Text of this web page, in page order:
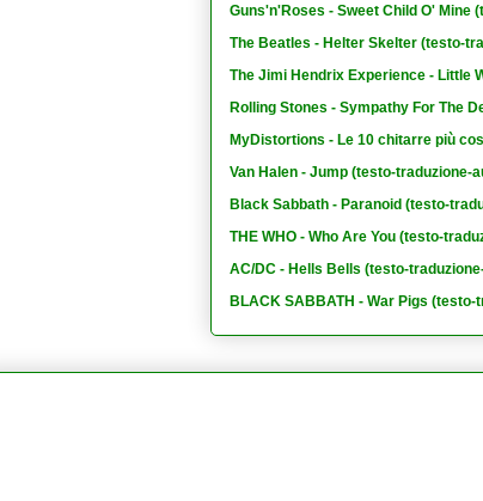
Guns'n'Roses - Sweet Child O' Mine
The Beatles - Helter Skelter (testo-
The Jimi Hendrix Experience - Little
Rolling Stones - Sympathy For The
MyDistortions - Le 10 chitarre più
Van Halen - Jump (testo-traduzione-
Black Sabbath - Paranoid (testo-
THE WHO - Who Are You (testo-
AC/DC - Hells Bells (testo-
BLACK SABBATH - War Pigs (testo-